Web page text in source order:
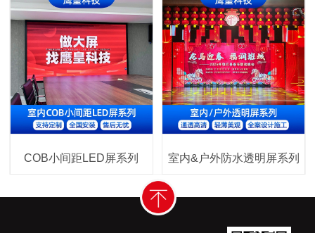
COB小间距LED屏系列 室内&户外防水透明屏系列